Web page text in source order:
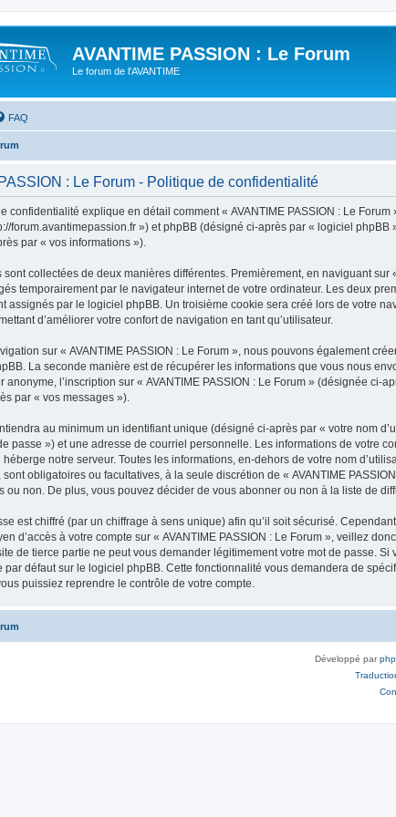
AVANTIME PASSION : Le Forum
Le forum de l'AVANTIME
FAQ
: Le Forum - Politique de confidentialité
confidentialité explique en détail comment « AVANTIME PASSION : Le
forum.avantimepassion.fr ») et phpBB (désigné ci-après par « logiciel
par « vos informations »).
sont collectées de deux manières différentes. Premièrement, en naviguant
temporairement par le navigateur internet de votre ordinateur. Les deux
assignés par le logiciel phpBB. Un troisième cookie sera créé lors de votre
d’améliorer votre confort de navigation en tant qu’utilisateur.
sur « AVANTIME PASSION : Le Forum », nous pouvons également
La seconde manière est de récupérer les informations que vous nous
anonyme, l’inscription sur « AVANTIME PASSION : Le Forum » (désignée
par « vos messages »).
au minimum un identifiant unique (désigné ci-après par « votre nom
passe ») et une adresse de courriel personnelle. Les informations de votre
notre serveur. Toutes les informations, en-dehors de votre nom
obligatoires ou facultatives, à la seule discrétion de « AVANTIME
ou non. De plus, vous pouvez décider de vous abonner ou non à la liste de
est chiffré (par un chiffrage à sens unique) afin qu’il soit sécurisé.
d’accès à votre compte sur « AVANTIME PASSION : Le Forum », veillez
de tierce partie ne peut vous demander légitimement votre mot de passe.
par défaut sur le logiciel phpBB. Cette fonctionnalité vous demandera de
puissiez reprendre le contrôle de votre compte.
Développé par